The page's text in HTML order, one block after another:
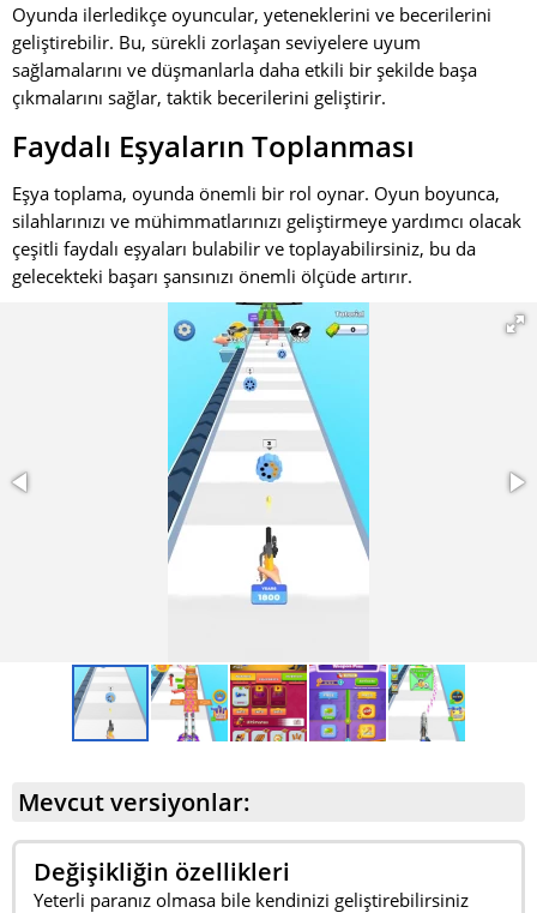
Oyunda ilerledikçe oyuncular, yeteneklerini ve becerilerini
geliştirebilir. Bu, sürekli zorlaşan seviyelere uyum
sağlamalarını ve düşmanlarla daha etkili bir şekilde başa
çıkmalarını sağlar, taktik becerilerini geliştirir.
Faydalı Eşyaların Toplanması
Eşya toplama, oyunda önemli bir rol oynar. Oyun boyunca,
silahlarınızı ve mühimmatlarınızı geliştirmeye yardımcı olacak
çeşitli faydalı eşyaları bulabilir ve toplayabilirsiniz, bu da
gelecekteki başarı şansınızı önemli ölçüde artırır.
Mevcut versiyonlar:
Değişikliğin özellikleri
Yeterli paranız olmasa bile kendinizi geliştirebilirsiniz